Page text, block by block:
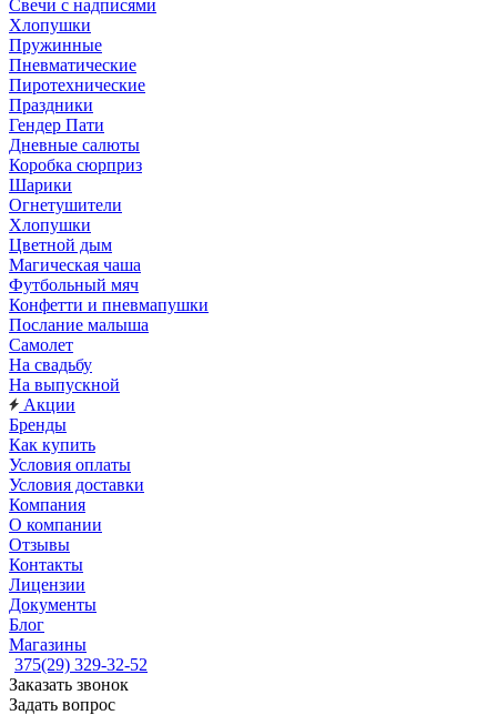
Свечи с надписями
Хлопушки
Пружинные
Пневматические
Пиротехнические
Праздники
Гендер Пати
Дневные салюты
Коробка сюрприз
Шарики
Огнетушители
Хлопушки
Цветной дым
Магическая чаша
Футбольный мяч
Конфетти и пневмапушки
Послание малыша
Самолет
На свадьбу
На выпускной
Акции
Бренды
Как купить
Условия оплаты
Условия доставки
Компания
О компании
Отзывы
Контакты
Лицензии
Документы
Блог
Магазины
375(29) 329-32-52
Заказать звонок
Задать вопрос